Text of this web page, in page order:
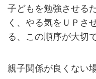
子どもを勉強させる
く、やる気をＵＰさ
る、この順序が大切で
親子関係が良くない